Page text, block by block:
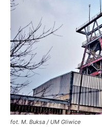
fot. M. Buksa / UM Gliwice